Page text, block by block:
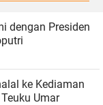
dengan Presiden
ke Kediaman
Umar